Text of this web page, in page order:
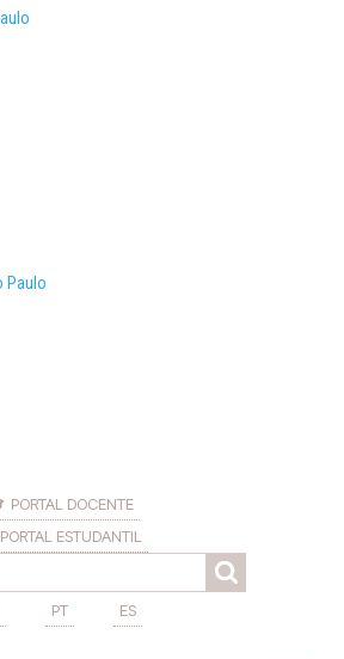
PORTAL DOCENTE
PORTAL ESTUDANTIL
PT ES